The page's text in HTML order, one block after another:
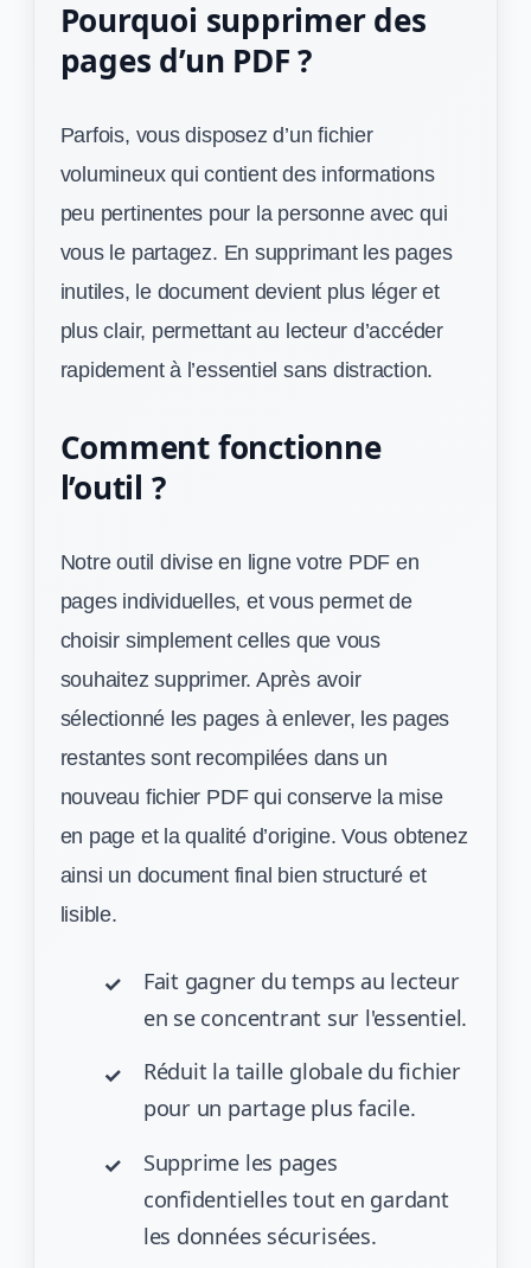
Pourquoi supprimer des
pages d’un PDF ?
Parfois, vous disposez d’un fichier
volumineux qui contient des informations
peu pertinentes pour la personne avec qui
vous le partagez. En supprimant les pages
inutiles, le document devient plus léger et
plus clair, permettant au lecteur d’accéder
rapidement à l’essentiel sans distraction.
Comment fonctionne
l’outil ?
Notre outil divise en ligne votre PDF en
pages individuelles, et vous permet de
choisir simplement celles que vous
souhaitez supprimer. Après avoir
sélectionné les pages à enlever, les pages
restantes sont recompilées dans un
nouveau fichier PDF qui conserve la mise
en page et la qualité d’origine. Vous obtenez
ainsi un document final bien structuré et
lisible.
Fait gagner du temps au lecteur
en se concentrant sur l'essentiel.
Réduit la taille globale du fichier
pour un partage plus facile.
Supprime les pages
confidentielles tout en gardant
les données sécurisées.